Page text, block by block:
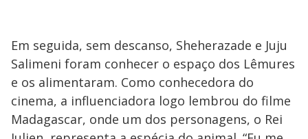
Em seguida, sem descanso, Sheherazade e Juju
Salimeni foram conhecer o espaço dos Lêmures
e os alimentaram. Como conhecedora do
cinema, a influenciadora logo lembrou do filme
Madagascar, onde um dos personagens, o Rei